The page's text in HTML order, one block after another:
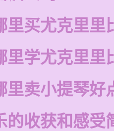
里买尤克里里
里学尤克里里
里卖小提琴好
的收获和感受